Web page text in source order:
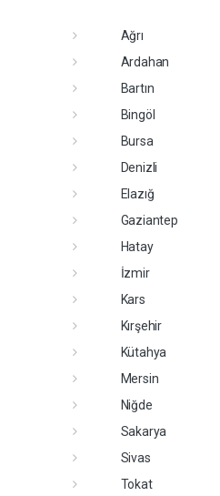
Ağrı
Ardahan
Bartın
Bingöl
Bursa
Denizli
Elazığ
Gaziantep
Hatay
İzmir
Kars
Kırşehir
Kütahya
Mersin
Niğde
Sakarya
Sivas
Tokat